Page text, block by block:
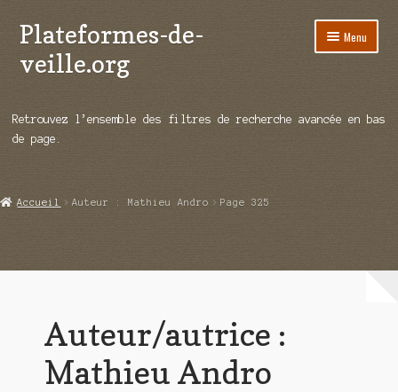
Aller
à
la
Aller
au
contenu
Plateformes-de-
veille.org
Menu
Répertoire d’ouitils
enfant
Retrouvez l’ensemble des filtres de recherche avancée en bas
de page.
Accueil Auteur : Mathieu Andro Page 325
Auteur/autrice :
Mathieu Andro